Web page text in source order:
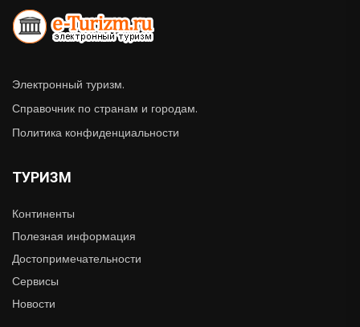
Электронный туризм.
Справочник по странам и городам.
Политика конфиденциальности
ТУРИЗМ
Континенты
Полезная информация
Достопримечательности
Сервисы
Новости